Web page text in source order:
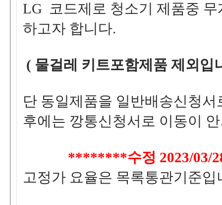
LG코드제로청소기제품중
하고자합니다.
(물걸레키트포함제품제외입
단동일제품을일반배송신청
후에는깡통신청서로이동이
********수정2023/
고정가요율은목록통관기준입